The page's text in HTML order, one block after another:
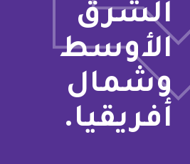
الشرق
الأوسط
وشمال
أفريقيا.